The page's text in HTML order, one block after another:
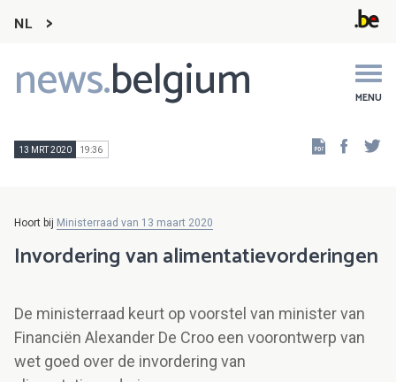
NL
news.belgium MENU
Main
navigation
13 MRT 2020 19:36
Hoort bij Ministerraad van 13 maart 2020
Invordering van alimentatievorderingen
De ministerraad keurt op voorstel van minister van
Financiën Alexander De Croo een voorontwerp van
wet goed over de invordering van